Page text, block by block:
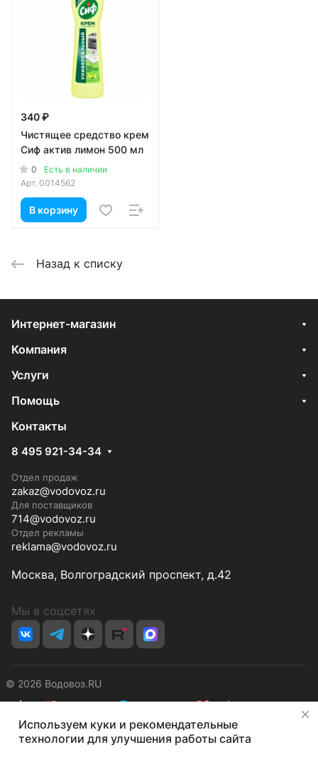
340 ₽
Чистящее средство крем
Сиф актив лимон 500 мл
0
Есть в наличии
Арт. 0014562
В корзину
Назад к списку
Интернет-магазин
Компания
Услуги
Помощь
Контакты
8 495 921-34-34
Отдел продаж
zakaz@vodovoz.ru
Для поставщиков
714@vodovoz.ru
Отдел рекламы
reklama@vodovoz.ru
Москва, Волгоградский проспект, д.42
Мы в соцсетях
© 2026 Водовоз.RU
КонфиденциальностьОферта
Используем куки и рекомендательные
технологии для улучшения работы сайта